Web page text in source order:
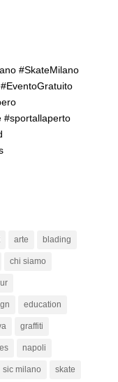
#SkateMilano
#sportallaperto
arte blading
chi siamo
education
graffiti
napoli
sic milano skate